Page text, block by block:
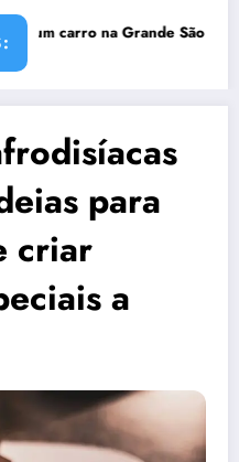
na Grande São Paulo?
para
criar
a